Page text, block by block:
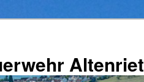
Altenriet